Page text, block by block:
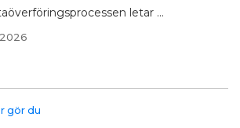
letar ...
gör du